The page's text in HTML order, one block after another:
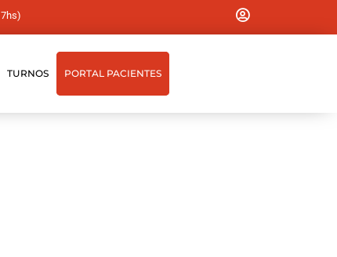
TURNOS PORTAL PACIENTES